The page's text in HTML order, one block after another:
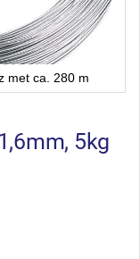
met ca. 280 m
5kg